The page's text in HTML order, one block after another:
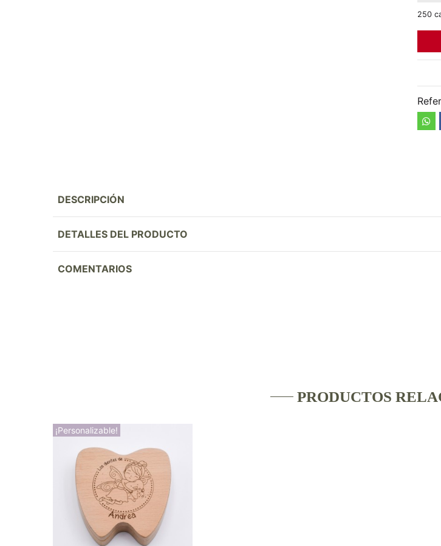
250
DESCRIPCIÓN
DETALLES DEL PRODUCTO
COMENTARIOS
PRODUCTOS
¡Personalizable!